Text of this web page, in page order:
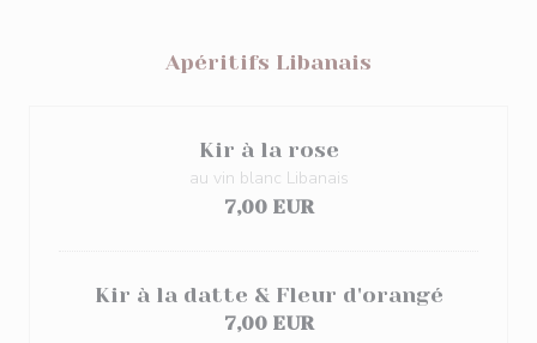
Apéritifs Libanais
Kir à la rose
au vin blanc Libanais
7,00 EUR
Kir à la datte & Fleur d'orangé
7,00 EUR